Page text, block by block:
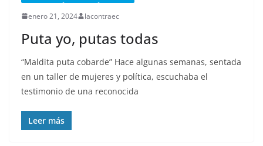
enero 21, 2024 lacontraec
Puta yo, putas todas
“Maldita puta cobarde” Hace algunas semanas, sentada
en un taller de mujeres y política, escuchaba el
testimonio de una reconocida
Leer más